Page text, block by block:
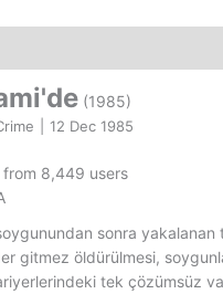
(1985)
12 Dec 1985
from 8,449 users
sonra
gitmez öldürülmesi,
tek çözümsüz